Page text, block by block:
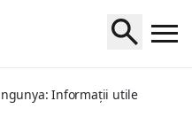
Informații utile